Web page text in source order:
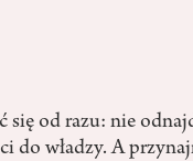
się od razu: nie
do władzy. A